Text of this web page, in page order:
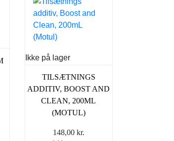
Ikke på lager
TILSÆTNINGS
ADDITIV, BOOST AND
CLEAN, 200ML
(MOTUL)
148,00 kr.